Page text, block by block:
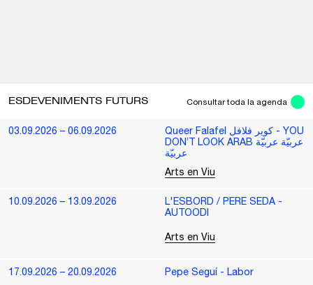
ESDEVENIMENTS FUTURS Consultar toda la agenda
03.09.2026 – 06.09.2026
Queer Falafel كویر فلافل - YOU
DON’T LOOK ARAB عربیّة عربیّة
عربیّة
Arts en Viu
10.09.2026 – 13.09.2026
L'ESBORD / PERE SEDA -
AUTOODI
Arts en Viu
17.09.2026 – 20.09.2026 Pepe Seguí - Labor